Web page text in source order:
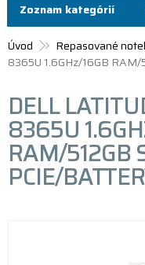
Úvod Repasované
8365U 1.6GHz/16GB
DELL
8365U
RAM/512GB
PCIE/
Zoznam kategórií